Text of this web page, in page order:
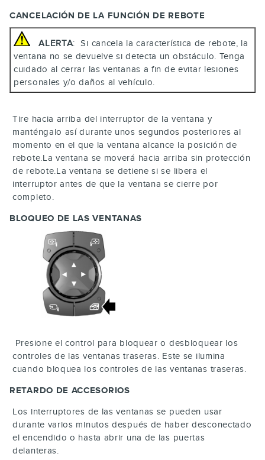
CANCELACIÓN DE LA FUNCIÓN DE REBOTE
ALERTA: Si cancela la característica de rebote, la
ventana no se devuelve si detecta un obstáculo. Tenga
cuidado al cerrar las ventanas a fin de evitar lesiones
personales y/o daños al vehículo.
Tire hacia arriba del interruptor de la ventana y
manténgalo así durante unos segundos posteriores al
momento en el que la ventana alcance la posición de
rebote.La ventana se moverá hacia arriba sin protección
de rebote.La ventana se detiene si se libera el
interruptor antes de que la ventana se cierre por
completo.
BLOQUEO DE LAS VENTANAS
Presione el control para bloquear o desbloquear los
controles de las ventanas traseras. Este se ilumina
cuando bloquea los controles de las ventanas traseras.
RETARDO DE ACCESORIOS
Los interruptores de las ventanas se pueden usar
durante varios minutos después de haber desconectado
el encendido o hasta abrir una de las puertas
delanteras.